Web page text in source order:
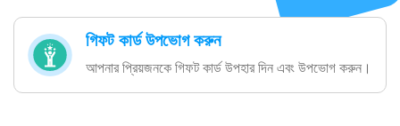
গিফট কার্ড উপভোগ করুন
আপনার প্রিয়জনকে গিফট কার্ড উপহার দিন এবং উপভোগ করুন।